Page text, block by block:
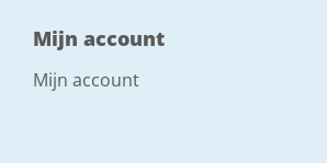
Mijn account
Mijn account